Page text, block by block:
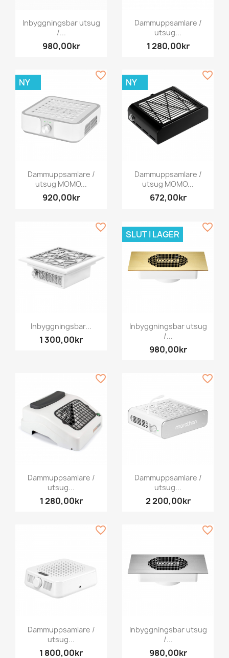
Inbyggningsbar utsug
/...
980,00kr
Dammuppsamlare /
utsug...
1 280,00kr
Dammuppsamlare /
utsug MOMO...
920,00kr
NY
favorite_border
Dammuppsamlare /
utsug MOMO...
672,00kr
NY
favorite_border
Inbyggningsbar...
1 300,00kr
favorite_border
Inbyggningsbar utsug
/...
980,00kr
SLUT I LAGER
favorite_border
Dammuppsamlare /
utsug...
1 280,00kr
favorite_border
Dammuppsamlare /
utsug...
2 200,00kr
favorite_border
Dammuppsamlare /
utsug...
1 800,00kr
favorite_border
Inbyggningsbar utsug
/...
980,00kr
favorite_border